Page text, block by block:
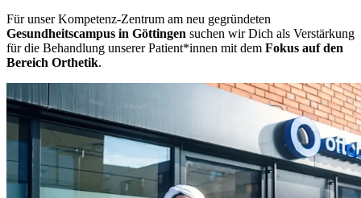
Für unser Kompetenz-Zentrum am neu gegründeten
Gesundheitscampus in Göttingen suchen wir Dich als Verstärkung
für die Behandlung unserer Patient*innen mit dem Fokus auf den
Bereich Orthetik.